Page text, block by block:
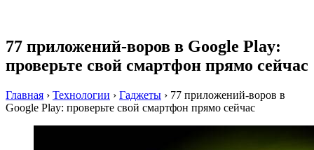
77 приложений-воров в Google Play:
проверьте свой смартфон прямо сейчас
Главная › Технологии › Гаджеты › 77 приложений-воров в
Google Play: проверьте свой смартфон прямо сейчас